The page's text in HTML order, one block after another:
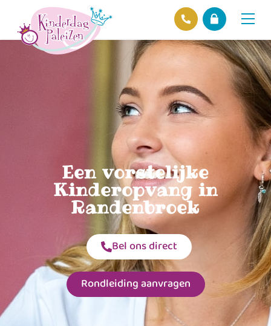
Een vorstelijke
Kinderopvang in
Randenbroek
Bel ons direct
Rondleiding aanvragen